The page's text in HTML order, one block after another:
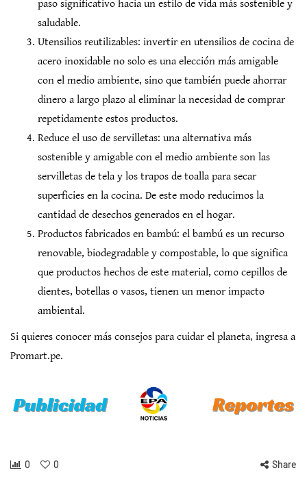
paso significativo hacia un estilo de vida más sostenible y
saludable.
Utensilios reutilizables: invertir en utensilios de cocina de
acero inoxidable no solo es una elección más amigable
con el medio ambiente, sino que también puede ahorrar
dinero a largo plazo al eliminar la necesidad de comprar
repetidamente estos productos.
Reduce el uso de servilletas: una alternativa más
sostenible y amigable con el medio ambiente son las
servilletas de tela y los trapos de toalla para secar
superficies en la cocina. De este modo reducimos la
cantidad de desechos generados en el hogar.
Productos fabricados en bambú: el bambú es un recurso
renovable, biodegradable y compostable, lo que significa
que productos hechos de este material, como cepillos de
dientes, botellas o vasos, tienen un menor impacto
ambiental.
Si quieres conocer más consejos para cuidar el planeta, ingresa a
Promart.pe.
0 0 Share